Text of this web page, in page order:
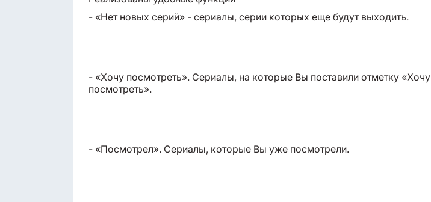
- «Нет новых серий» - сериалы, серии которых еще будут выходить.
- «Хочу посмотреть». Сериалы, на которые Вы поставили отметку «Хочу
посмотреть».
- «Посмотрел». Сериалы, которые Вы уже посмотрели.